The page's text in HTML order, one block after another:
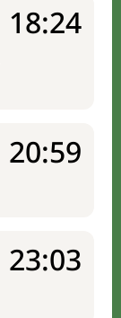
18:24
20:59
23:03